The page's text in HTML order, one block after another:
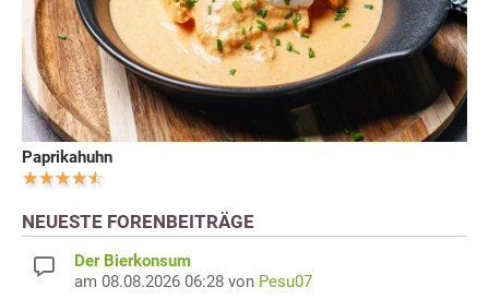
Paprikahuhn
NEUESTE FORENBEITRÄGE
Der Bierkonsum
am 08.08.2026 06:28 von Pesu07